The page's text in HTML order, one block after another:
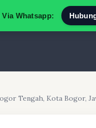
Whatsapp:
Tengah, Kota Bogor,